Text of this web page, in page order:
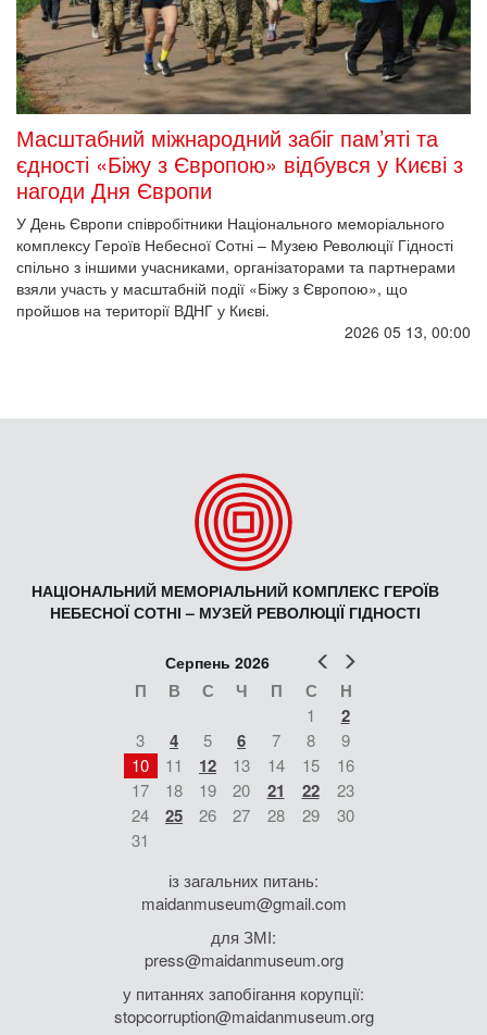
Масштабний міжнародний забіг пам’яті та
єдності «Біжу з Європою» відбувся у Києві з
нагоди Дня Європи
У День Європи співробітники Національного меморіального
комплексу Героїв Небесної Сотні – Музею Революції Гідності
спільно з іншими учасниками, організаторами та партнерами
взяли участь у масштабній події «Біжу з Європою», що
пройшов на території ВДНГ у Києві.
2026 05 13, 00:00
НАЦІОНАЛЬНИЙ МЕМОРІАЛЬНИЙ КОМПЛЕКС ГЕРОЇВ
НЕБЕСНОЇ СОТНІ – МУЗЕЙ РЕВОЛЮЦІЇ ГІДНОСТІ
Попер
Серпень 2026
П В С Ч П С Н
1 2
3 4 5 6 7 8
9
10
11 12 13 14 15
16
17
18 19 20 21 22
23
24
25 26 27 28 29
30
31
із загальних питань:
maidanmuseum@gmail.com
для ЗМІ:
press@maidanmuseum.org
у питаннях запобігання корупції:
stopcorruption@maidanmuseum.org